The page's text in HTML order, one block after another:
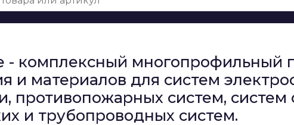
- комплексный многопрофильный
и материалов для систем
противопожарных систем,
и трубопроводных систем.